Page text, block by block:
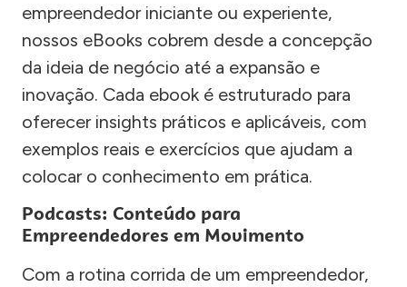
empreendedor iniciante ou experiente,
nossos eBooks cobrem desde a concepção
da ideia de negócio até a expansão e
inovação. Cada ebook é estruturado para
oferecer insights práticos e aplicáveis, com
exemplos reais e exercícios que ajudam a
colocar o conhecimento em prática.
Podcasts: Conteúdo para
Empreendedores em Movimento
Com a rotina corrida de um empreendedor,